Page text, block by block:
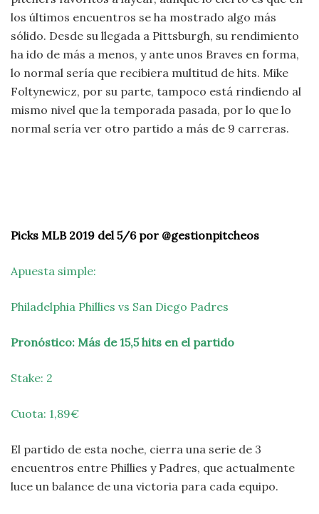
los últimos encuentros se ha mostrado algo más
sólido. Desde su llegada a Pittsburgh, su rendimiento
ha ido de más a menos, y ante unos Braves en forma,
lo normal sería que recibiera multitud de hits. Mike
Foltynewicz, por su parte, tampoco está rindiendo al
mismo nivel que la temporada pasada, por lo que lo
normal sería ver otro partido a más de 9 carreras.
Picks MLB 2019 del 5/6 por @gestionpitcheos
Apuesta simple:
Philadelphia Phillies vs San Diego Padres
Pronóstico: Más de 15,5 hits en el partido
Stake: 2
Cuota: 1,89€
El partido de esta noche, cierra una serie de 3
encuentros entre Phillies y Padres, que actualmente
luce un balance de una victoria para cada equipo.